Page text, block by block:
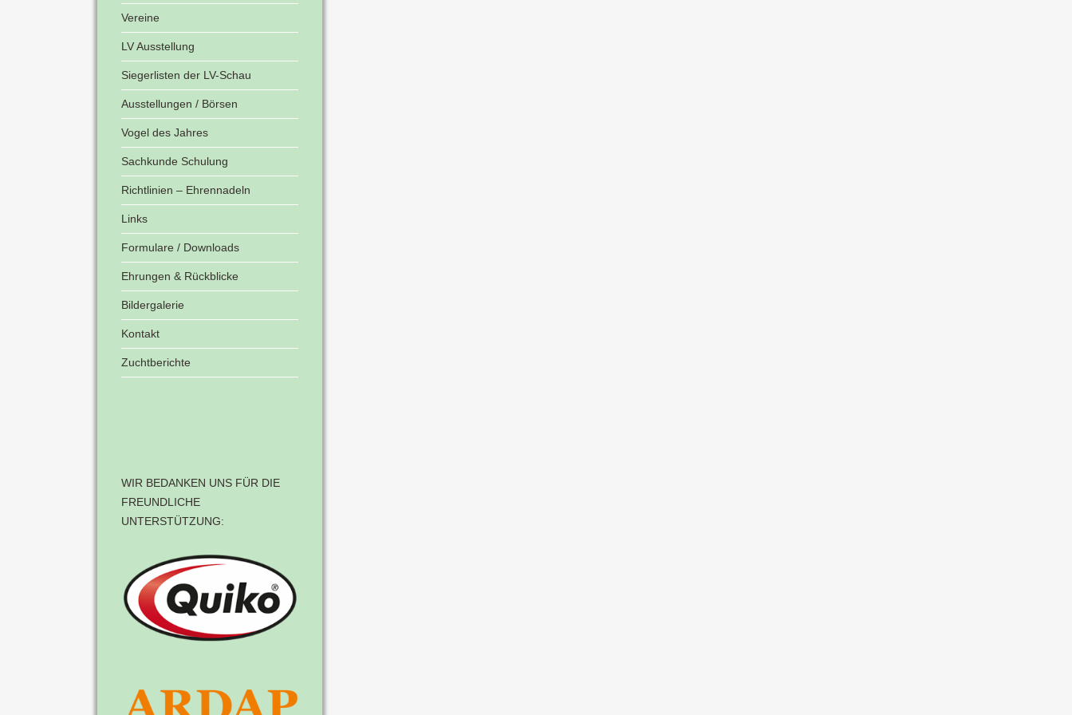
Vereine
LV Ausstellung
Siegerlisten der LV-Schau
Ausstellungen / Börsen
Vogel des Jahres
Sachkunde Schulung
Richtlinien – Ehrennadeln
Links
Formulare / Downloads
Ehrungen & Rückblicke
Bildergalerie
Kontakt
Zuchtberichte
WIR BEDANKEN UNS FÜR DIE
FREUNDLICHE
UNTERSTÜTZUNG: